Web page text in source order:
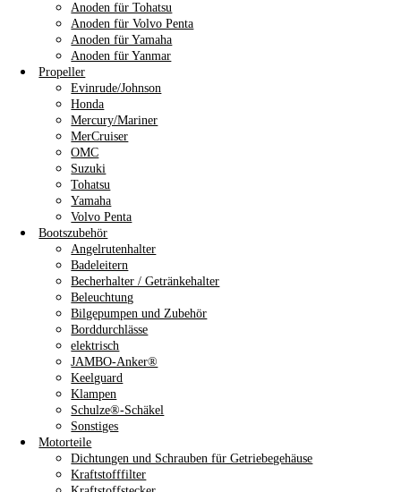
Anoden für Tohatsu
Anoden für Volvo Penta
Anoden für Yamaha
Anoden für Yanmar
Propeller
Evinrude/Johnson
Honda
Mercury/Mariner
MerCruiser
OMC
Suzuki
Tohatsu
Yamaha
Volvo Penta
Bootszubehör
Angelrutenhalter
Badeleitern
Becherhalter / Getränkehalter
Beleuchtung
Bilgepumpen und Zubehör
Borddurchlässe
elektrisch
JAMBO-Anker®
Keelguard
Klampen
Schulze®-Schäkel
Sonstiges
Motorteile
Dichtungen und Schrauben für Getriebegehäuse
Kraftstofffilter